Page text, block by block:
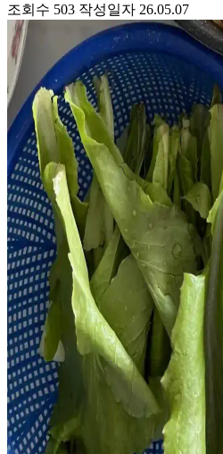
조회수 503 작성일자 26.05.07